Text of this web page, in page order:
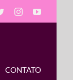
TwitterInstagramYouTube
CONTATO